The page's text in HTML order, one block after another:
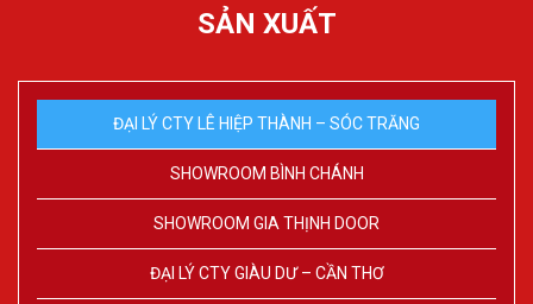
SẢN XUẤT
ĐẠI LÝ CTY LÊ HIỆP THÀNH – SÓC TRĂNG
SHOWROOM BÌNH CHÁNH
SHOWROOM GIA THỊNH DOOR
ĐẠI LÝ CTY GIÀU DƯ – CẦN THƠ